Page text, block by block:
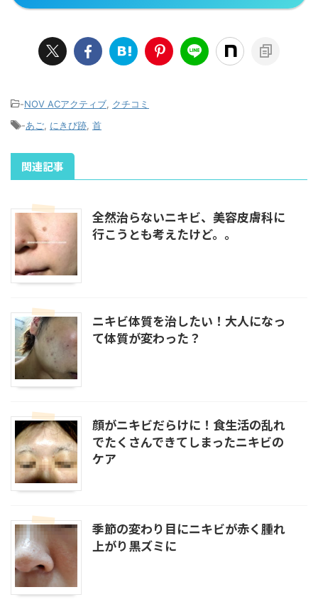
-NOV ACアクティブ, クチコミ
-あご, にきび跡, 首
関連記事
全然治らないニキビ、美容皮膚科に
行こうとも考えたけど。。
ニキビ体質を治したい！大人になっ
て体質が変わった？
顔がニキビだらけに！食生活の乱れ
でたくさんできてしまったニキビの
ケア
季節の変わり目にニキビが赤く腫れ
上がり黒ズミに